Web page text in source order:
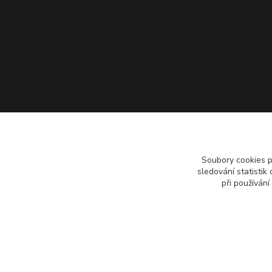
Soubory cookies
sledování statistik
při